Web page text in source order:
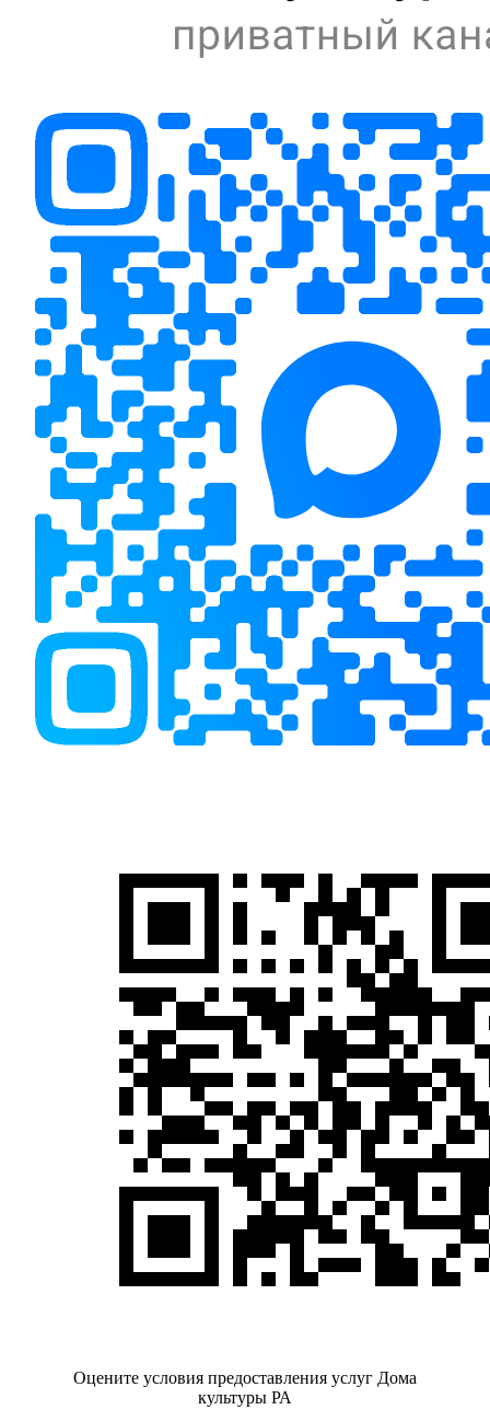
Оцените условия предоставления услуг Дома
культуры РА